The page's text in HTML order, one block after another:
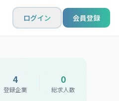
ログイン 会員登録
4
登録企業
0
総求人数